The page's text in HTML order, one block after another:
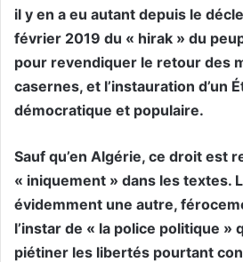
il y en a eu autant depuis le
février 2019 du « hirak » du
pour revendiquer le retour des
casernes, et l’instauration d’un
démocratique et populaire.
Sauf qu’en Algérie, ce droit est
« iniquement » dans les textes.
évidemment une autre,
l’instar de « la police politique »
piétiner les libertés pourtant